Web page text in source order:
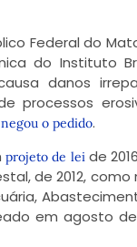
Federal do
do Instituto
danos
processos
negou o pedido.
projeto de leide
de 2012,
em agosto